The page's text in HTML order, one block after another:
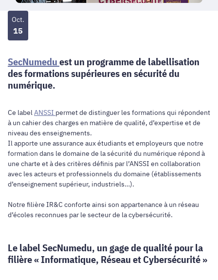
Oct.
15
SecNumeduest un programme de labellisation
des formations supérieures en sécurité du
numérique.
Ce label ANSSI permet de distinguer les formations qui répondent
à un cahier des charges en matière de qualité, d’expertise et de
niveau des enseignements.
Il apporte une assurance aux étudiants et employeurs que notre
formation dans le domaine de la sécurité du numérique répond à
une charte et à des critères définis par l’ANSSI en collaboration
avec les acteurs et professionnels du domaine (établissements
d’enseignement supérieur, industriels…).
Notre filière IR&C conforte ainsi son appartenance à un réseau
d’écoles reconnues par le secteur de la cybersécurité.
Le label SecNumedu, un gage de qualité pour la
filière « Informatique, Réseau et Cybersécurité »